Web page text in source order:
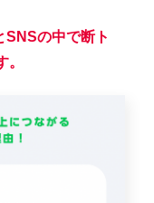
SNSの中で断ト